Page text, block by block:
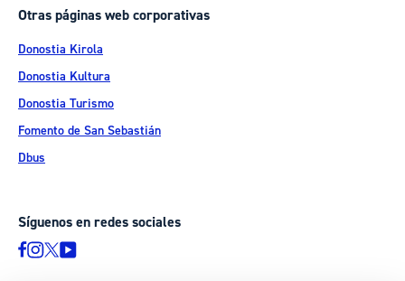
Otras páginas web corporativas
Donostia Kirola
Donostia Kultura
Donostia Turismo
Fomento de San Sebastián
Dbus
Síguenos en redes sociales